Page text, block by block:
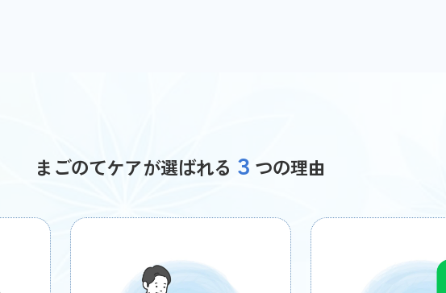
まごのてケアが選ばれる ３ つの理由